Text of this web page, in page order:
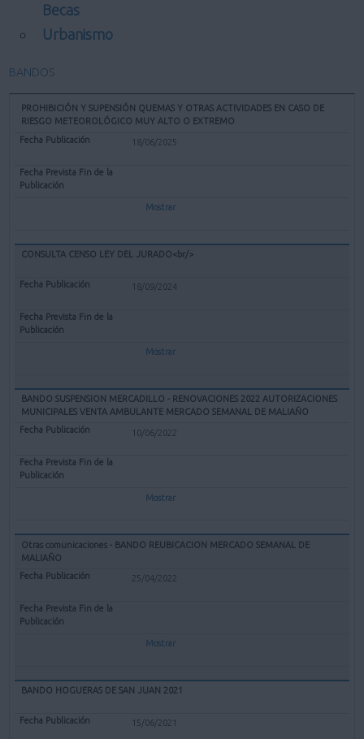
Becas
Urbanismo
BANDOS
PROHIBICIÓN Y SUPENSIÓN QUEMAS Y OTRAS ACTIVIDADES EN CASO DE
RIESGO METEOROLÓGICO MUY ALTO O EXTREMO
18/06/2025
Mostrar
CONSULTA CENSO LEY DEL JURADO<br/>
18/09/2024
Mostrar
BANDO SUSPENSION MERCADILLO - RENOVACIONES 2022 AUTORIZACIONES
MUNICIPALES VENTA AMBULANTE MERCADO SEMANAL DE MALIAÑO
10/06/2022
Mostrar
Otras comunicaciones - BANDO REUBICACION MERCADO SEMANAL DE
MALIAÑO
25/04/2022
Mostrar
BANDO HOGUERAS DE SAN JUAN 2021
15/06/2021